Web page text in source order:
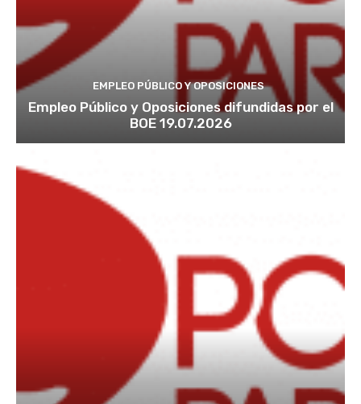
EMPLEO PÚBLICO Y OPOSICIONES
Empleo Público y Oposiciones difundidas por el
BOE 19.07.2026